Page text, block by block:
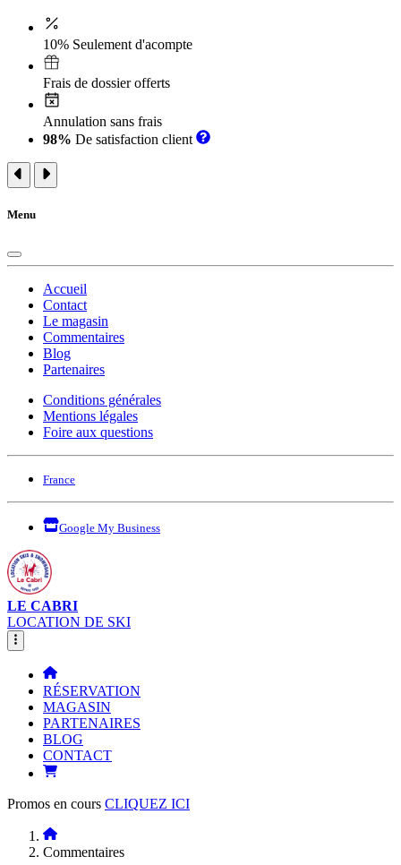
10% Seulement d'acompte
Frais de dossier offerts
Annulation sans frais
98% De satisfaction client
Menu
Accueil
Contact
Le magasin
Commentaires
Blog
Partenaires
Conditions générales
Mentions légales
Foire aux questions
France
Google My Business
LE CABRI
LOCATION DE SKI
RÉSERVATION
MAGASIN
PARTENAIRES
BLOG
CONTACT
Promos en cours CLIQUEZ ICI
Commentaires